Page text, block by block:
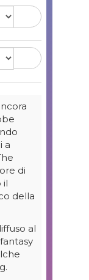
a
di
il
della
al